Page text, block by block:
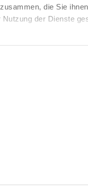
die Sie
der Dienste